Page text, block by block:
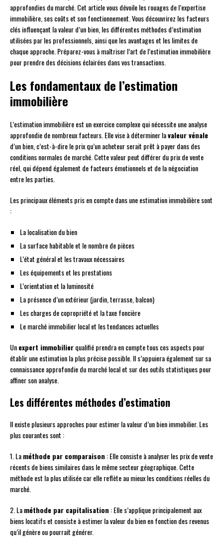
approfondies du marché. Cet article vous dévoile les rouages de l’expertise
immobilière, ses coûts et son fonctionnement. Vous découvrirez les facteurs
clés influençant la valeur d’un bien, les différentes méthodes d’estimation
utilisées par les professionnels, ainsi que les avantages et les limites de
chaque approche. Préparez-vous à maîtriser l’art de l’estimation immobilière
pour prendre des décisions éclairées dans vos transactions.
Les fondamentaux de l’estimation
immobilière
L’estimation immobilière est un exercice complexe qui nécessite une analyse
approfondie de nombreux facteurs. Elle vise à déterminer lavaleur vénale
d’un bien, c’est-à-dire le prix qu’un acheteur serait prêt à payer dans des
conditions normales de marché. Cette valeur peut différer du prix de vente
réel, qui dépend également de facteurs émotionnels et de la négociation
entre les parties.
Les principaux éléments pris en compte dans une estimation immobilière sont
:
La localisation du bien
La surface habitable et le nombre de pièces
L’état général et les travaux nécessaires
Les équipements et les prestations
L’orientation et la luminosité
La présence d’un extérieur (jardin, terrasse, balcon)
Les charges de copropriété et la taxe foncière
Le marché immobilier local et les tendances actuelles
Unexpert immobilierqualifié prendra en compte tous ces aspects pour
établir une estimation la plus précise possible. Il s’appuiera également sur sa
connaissance approfondie du marché local et sur des outils statistiques pour
affiner son analyse.
Les différentes méthodes d’estimation
Il existe plusieurs approches pour estimer la valeur d’un bien immobilier. Les
plus courantes sont :
1. Laméthode par comparaison : Elle consiste à analyser les prix de vente
récents de biens similaires dans le même secteur géographique. Cette
méthode est la plus utilisée car elle reflète au mieux les conditions réelles du
marché.
2. Laméthode par capitalisation : Elle s’applique principalement aux
biens locatifs et consiste à estimer la valeur du bien en fonction des revenus
qu’il génère ou pourrait générer.